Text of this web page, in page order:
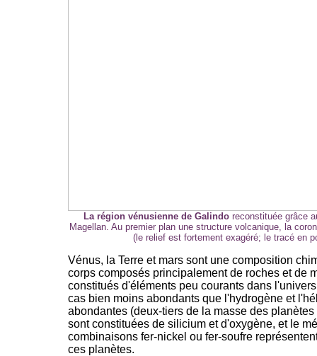
La région vénusienne de Galindo reconstituée grâce
Magellan. Au premier plan une structure volcanique, la
(le relief est fortement exagéré; le tracé en
Vénus, la Terre et mars sont une composition
corps composés principalement de roches et de
constitués d'éléments peu courants dans
cas bien moins abondants que l'hydrogène et
abondantes (deux-tiers de la masse des
sont constituées de silicium et d'oxygène, et le
combinaisons fer-nickel ou fer-soufre
ces planètes.